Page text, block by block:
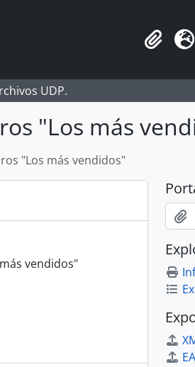
UDP.
"Los más
"Los más vendidos"
vendidos"